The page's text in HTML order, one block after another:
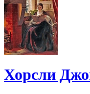
Хорсли